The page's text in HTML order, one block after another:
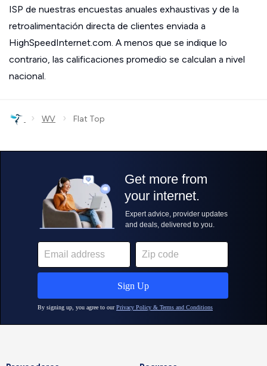
ISP de nuestras encuestas anuales exhaustivas y de la
retroalimentación directa de clientes enviada a
HighSpeedInternet.com. A menos que se indique lo
contrario, las calificaciones promedio se calculan a nivel
nacional.
› WV › Flat Top